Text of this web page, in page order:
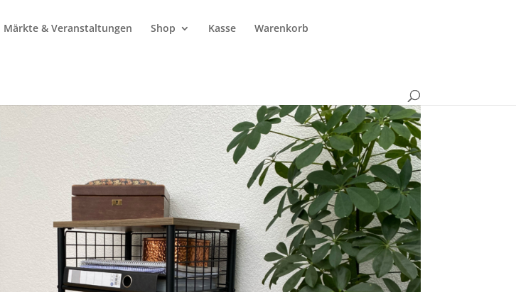
Märkte & Veranstaltungen Shop Kasse Warenkorb